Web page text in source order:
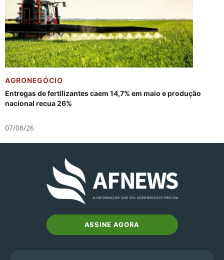
AGRONEGÓCIO
Entregas de fertilizantes caem 14,7% em maio e produção
nacional recua 26%
07/08/26
ASSINE AGORA